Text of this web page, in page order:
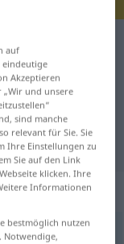
imprecar
für
auf
eindeutige
Akzeptieren
und unsere
sind manche
relevant für Sie. Sie
Ihre Einstellungen zu
Sie auf den Link
klicken. Ihre
Informationen
bestmöglich nutzen
Notwendige,